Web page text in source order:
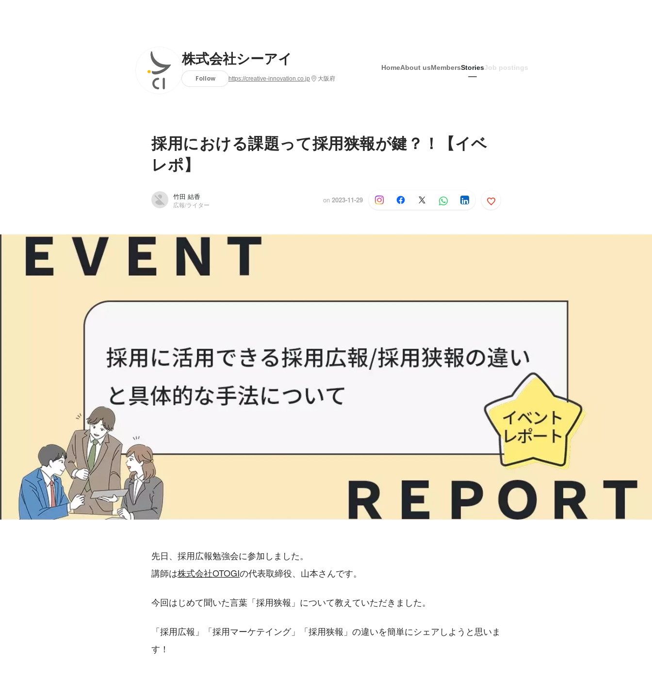
株式会社シーアイ
Follow https://creative-innovation.co.jp 大阪府
HomeAbout usMembersStoriesJob postings
採用における課題って採用狭報が鍵？！【イベ
レポ】
竹田 結香
広報/ライター
on 2023-11-29
先日、採用広報勉強会に参加しました。
講師は株式会社OTOGIの代表取締役、山本さんです。
今回はじめて聞いた言葉「採用狭報」について教えていただきました。
「採用広報」「採用マーケテイング」「採用狭報」の違いを簡単にシェアしようと思いま
す！